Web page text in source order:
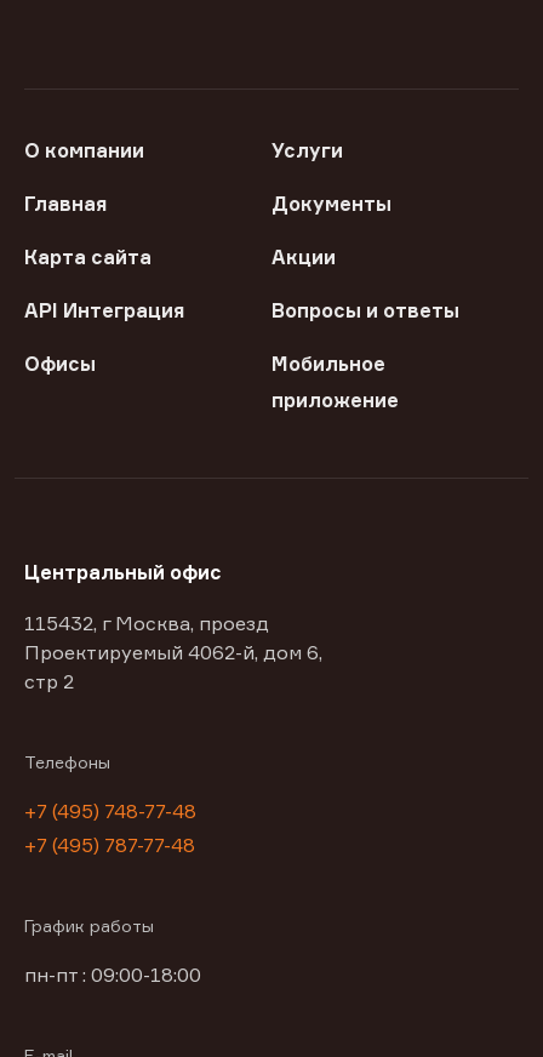
О компании Услуги
Главная Документы
Карта сайта Акции
API Интеграция Вопросы и ответы
Офисы
Мобильное
приложение
Центральный офис
115432, г Москва, проезд
Проектируемый 4062-й, дом 6,
стр 2
Телефоны
+7 (495) 748-77-48
+7 (495) 787-77-48
График работы
пн-пт : 09:00-18:00